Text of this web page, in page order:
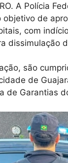
A Polícia
objetivo de
com
dissimulação
são
de
de Garantias